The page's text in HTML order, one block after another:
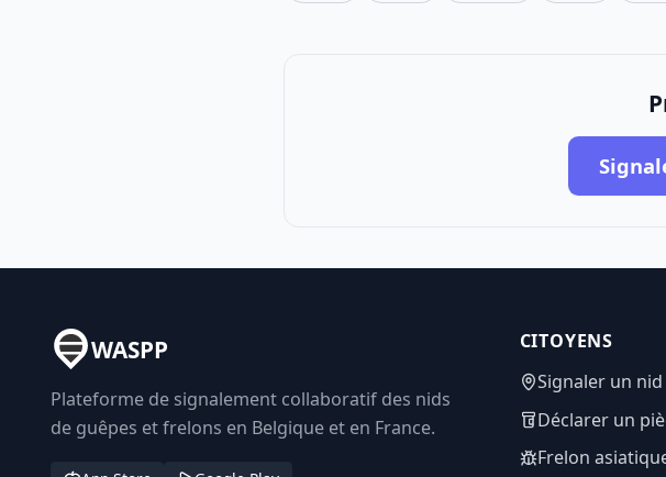
WASPP
Plateforme de signalement collaboratif des nids
de guêpes et frelons en Belgique et en France.
CITOYENS
Signaler un nid
Déclarer un
Frelon